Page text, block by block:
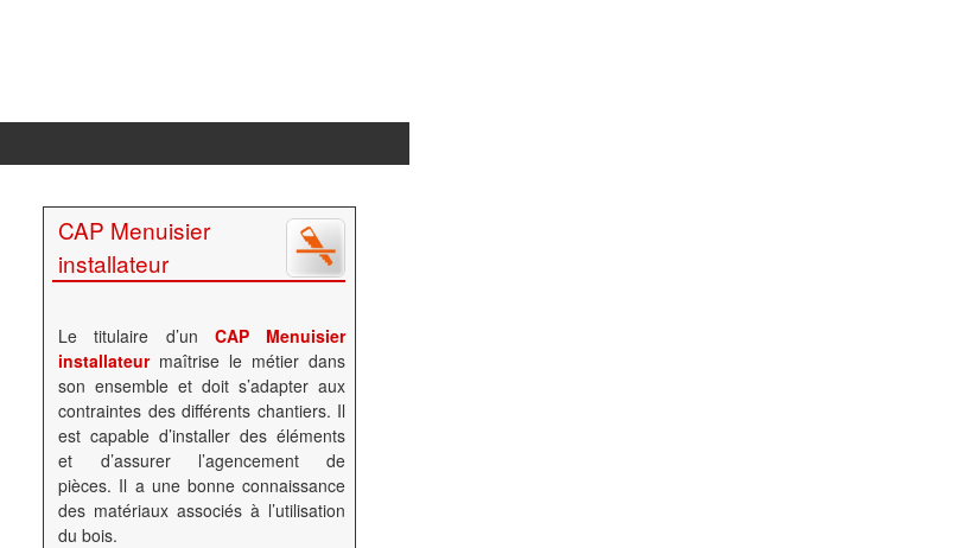
CAP Menuisier
installateur
Le titulaire d’un CAP Menuisier
installateur maîtrise le métier dans
son ensemble et doit s’adapter aux
contraintes des différents chantiers. Il
est capable d’installer des éléments
et d’assurer l’agencement de
pièces. Il a une bonne connaissance
des matériaux associés à l’utilisation
du bois.